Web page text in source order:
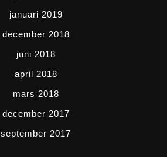
januari 2019
december 2018
juni 2018
april 2018
mars 2018
december 2017
september 2017